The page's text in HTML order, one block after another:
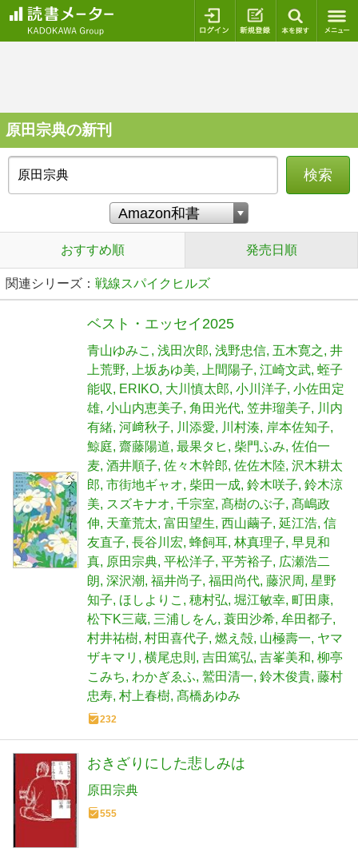
ログイン 新規登録
原田宗典の新刊
検索
おすすめ順 発売日順
関連シリーズ： 戦線スパイクヒルズ
ベスト・エッセイ2025
青山ゆみこ 浅田次郎 浅野忠信 五木寛之 井
上荒野
上坂あゆ美 上間陽子 江崎文武 蛭子
能収
ERIKO 大川慎太郎 小川洋子 小佐田定
雄 小山内恵美子 角田光代 笠井瑠美子
川内
有緒 河﨑秋子 川添愛 川村湊
岸本佐知子
鯨庭 齋藤陽道 最果タヒ 柴門ふみ 佐伯一
麦 酒井順子 佐々木幹郎 佐佐木陸 沢木耕太
郎 市街地ギャオ 柴田一成 鈴木咲子 鈴木涼
美
スズキナオ 千宗室 髙樹のぶ子 髙嶋政
伸 天童荒太 富田望生 西山繭子 延江浩 信
友直子 長谷川宏 蜂飼耳 林真理子 早見和
真 原田宗典 平松洋子 平芳裕子
広瀬浩二
朗 深沢潮 福井尚子 福田尚代 藤沢周
星野
知子 ほしよりこ 穂村弘 堀江敏幸 町田康
松下K三蔵 三浦しをん 蓑田沙希 牟田都子
村井祐樹 村田喜代子 燃え殻 山極壽一 ヤマ
ザキマリ
横尾忠則 吉田篤弘 吉峯美和 柳亭
こみち
わかぎゑふ 鷲田清一 鈴木俊貴 藤村
忠寿 村上春樹 髙橋あゆみ
232
おきざりにした悲しみは
原田宗典
555